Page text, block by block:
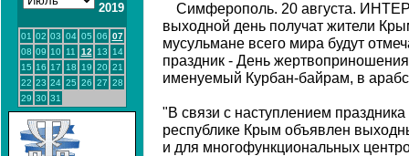
2019
01 02 03 04 05 06 07
08 09 10 11 12 13
14
15 16 17 18 19 20 21
22 23 24 25 26 27 28
29 30 31
Симферополь. 20 августа.
выходной день получат жители
мусульмане всего мира будут
праздник - День
именуемый Курбан-байрам, в
"В связи с наступлением
республике Крым объявлен
и для многофункциональных